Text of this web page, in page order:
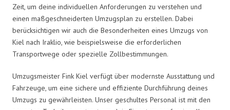
Zeit, um deine individuellen Anforderungen zu verstehen und
einen maßgeschneiderten Umzugsplan zu erstellen. Dabei
berücksichtigen wir auch die Besonderheiten eines Umzugs von
Kiel nach Iraklio, wie beispielsweise die erforderlichen
Transportwege oder spezielle Zollbestimmungen.
Umzugsmeister Fink Kiel verfügt über modernste Ausstattung und
Fahrzeuge, um eine sichere und effiziente Durchführung deines
Umzugs zu gewährleisten. Unser geschultes Personal ist mit den